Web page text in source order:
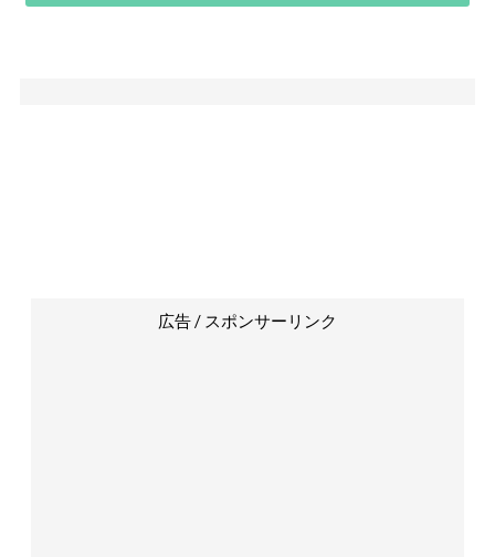
広告 / スポンサーリンク